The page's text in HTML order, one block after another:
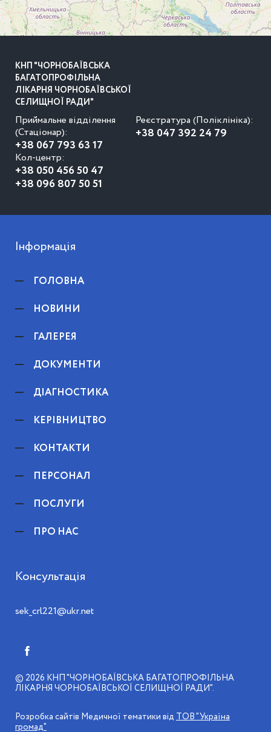
КНП "ЧОРНОБАЇВСЬКА
БАГАТОПРОФІЛЬНА
ЛІКАРНЯ ЧОРНОБАЇВСЬКОЇ
СЕЛИЩНОЇ РАДИ"
Приймальне відділення
(Стаціонар):
+38 067 793 63 17
Реєстратура (Поліклініка):
+38 047 392 24 79
Кол-центр:
+38 050 456 50 47
+38 096 807 50 51
Інформація
ГОЛОВНА
НОВИНИ
ГАЛЕРЕЯ
ДОКУМЕНТИ
ДІАГНОСТИКА
КЕРІВНИЦТВО
КОНТАКТИ
ПЕРСОНАЛ
ПОСЛУГИ
ПРО НАС
Консультація
sek_crl221@ukr.net
© 2026 КНП "ЧОРНОБАЇВСЬКА БАГАТОПРОФІЛЬНА
ЛІКАРНЯ ЧОРНОБАЇВСЬКОЇ СЕЛИЩНОЇ РАДИ"
Розробка сайтів Медичної тематики від ТОВ "Україна
громад"